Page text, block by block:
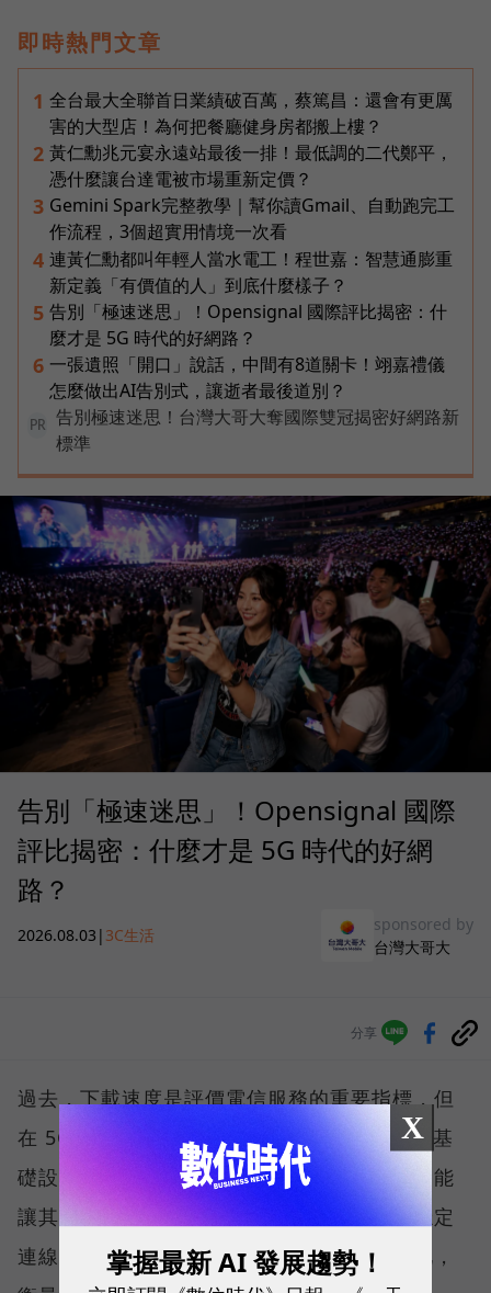
即時熱門文章
1 全台最大全聯首日業績破百萬，蔡篤昌：還會有更厲
害的大型店！為何把餐廳健身房都搬上樓？
2 黃仁勳兆元宴永遠站最後一排！最低調的二代鄭平，
憑什麼讓台達電被市場重新定價？
3 Gemini Spark完整教學｜幫你讀Gmail、自動跑完工
作流程，3個超實用情境一次看
4 連黃仁勳都叫年輕人當水電工！程世嘉：智慧通膨重
新定義「有價值的人」到底什麼樣子？
5 告別「極速迷思」！Opensignal 國際評比揭密：什
麼才是 5G 時代的好網路？
6 一張遺照「開口」說話，中間有8道關卡！翊嘉禮儀
怎麼做出AI告別式，讓逝者最後道別？
PR
告別極速迷思！台灣大哥大奪國際雙冠揭密好網路新
標準
告別「極速迷思」！Opensignal 國際
評比揭密：什麼才是 5G 時代的好網
路？
2026.08.03 | 3C生活
sponsored by
台灣大哥大
分享
過去，下載速度是評價電信服務的重要指標，但
在 5G 成為工作、娛樂、生活不可或缺的數位基
礎設施後，消費者發現，再快的網速，如果不能
讓其在人潮聚集、高速移動或室內空間維持穩定
連線，即無法轉換成好的使用體驗，也因如此，
X
掌握最新 AI 發展趨勢！